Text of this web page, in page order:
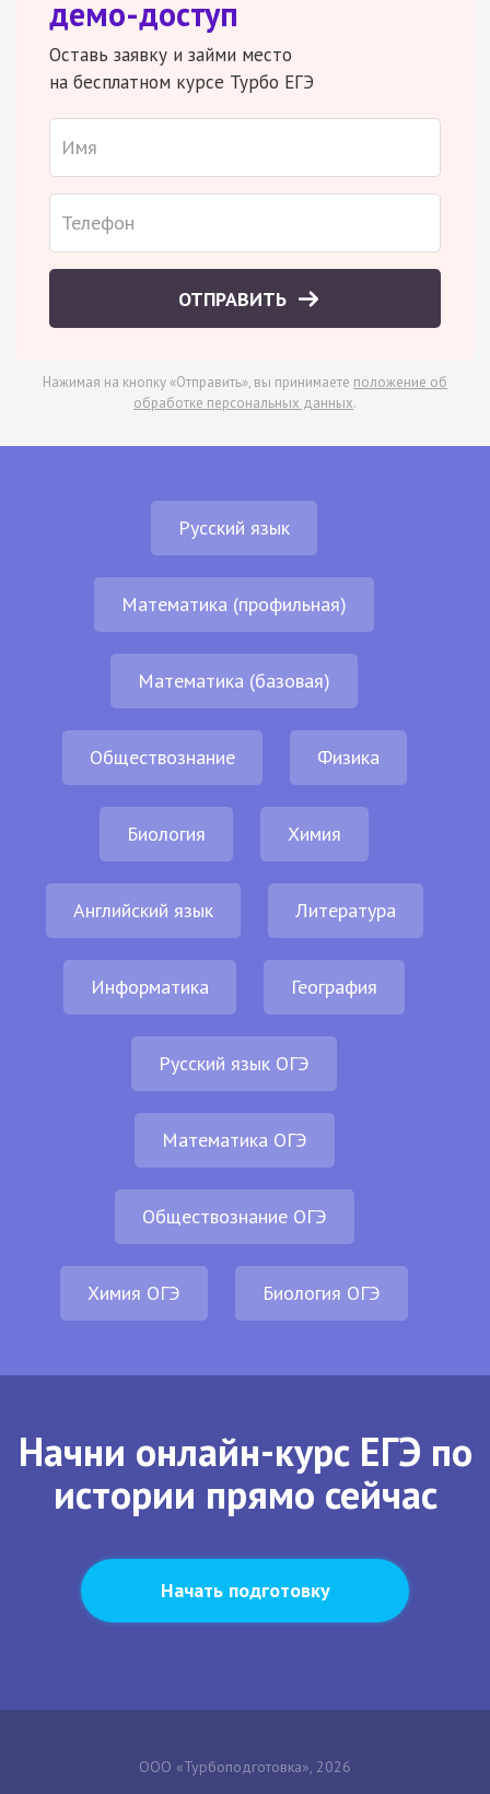
демо-доступ
Оставь заявку и займи место
на бесплатном курсе Турбо ЕГЭ
ОТПРАВИТЬ
Нажимая на кнопку «Отправить», вы принимаете положение об
обработке персональных данных.
Русский язык
Математика (профильная)
Математика (базовая)
Обществознание Физика
Биология Химия
Английский язык Литература
Информатика География
Русский язык ОГЭ
Математика ОГЭ
Обществознание ОГЭ
Химия ОГЭ Биология ОГЭ
Начни онлайн-курс ЕГЭ по
истории прямо сейчас
Начать подготовку
ООО «Турбоподготовка», 2026